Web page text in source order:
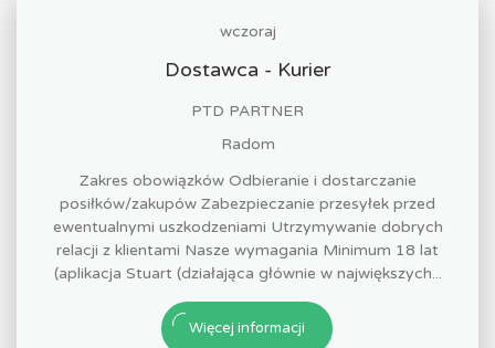
wczoraj
Dostawca - Kurier
PTD PARTNER
Radom
Zakres obowiązków Odbieranie i dostarczanie
posiłków/zakupów Zabezpieczanie przesyłek przed
ewentualnymi uszkodzeniami Utrzymywanie dobrych
relacji z klientami Nasze wymagania Minimum 18 lat
(aplikacja Stuart (działająca głównie w największych...
Więcej informacji